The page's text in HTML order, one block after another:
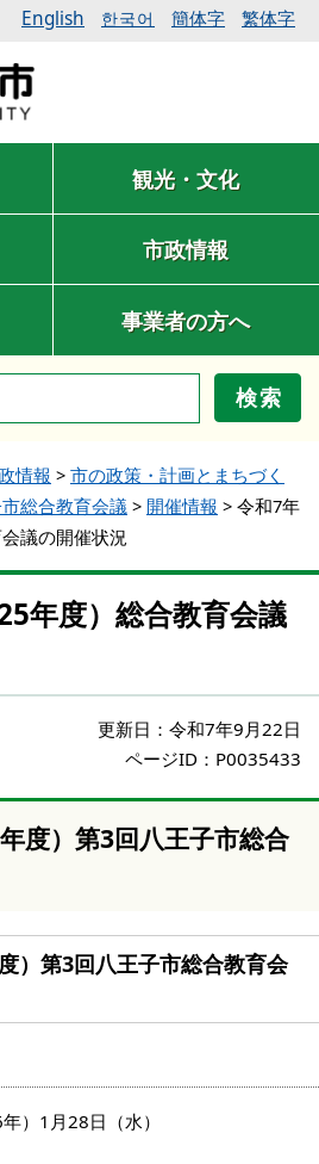
English 한국어 簡体字 繁体字
観光・文化
市政情報
事業者の方へ
検索
情報 > 市の政策・計画とまちづく
総合教育会議 > 開催情報 > 令和7年
議の開催状況
年度）総合教育会議
更新日： 令和7年9月22日
ページID：P0035433
度）第3回八王子市総合
）第3回八王子市総合教育会
）1月28日（水）